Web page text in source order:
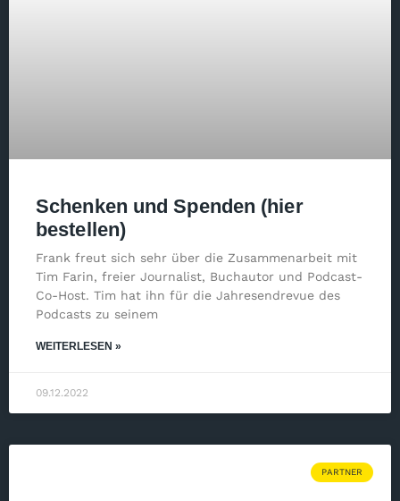
Schenken und Spenden (hier
bestellen)
Frank freut sich sehr über die Zusammenarbeit mit
Tim Farin, freier Journalist, Buchautor und Podcast-
Co-Host. Tim hat ihn für die Jahresendrevue des
Podcasts zu seinem
WEITERLESEN »
09.12.2022
PARTNER